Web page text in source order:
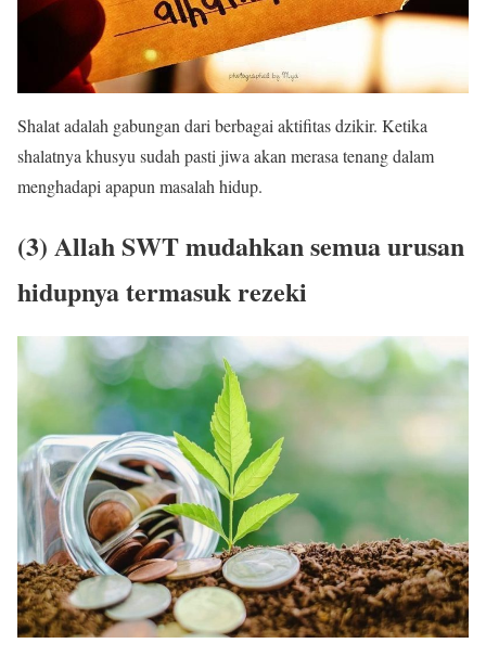
Shalat adalah gabungan dari berbagai aktifitas dzikir. Ketika
shalatnya khusyu sudah pasti jiwa akan merasa tenang dalam
menghadapi apapun masalah hidup.
(3) Allah SWT mudahkan semua urusan
hidupnya termasuk rezeki